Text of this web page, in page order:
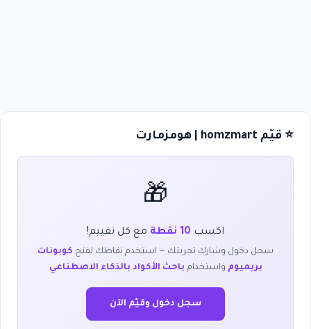
⭐ قيّم homzmart | هومزمارت
🎁
اكسب 10 نقطة مع كل تقييم!
سجل دخول وشارك تجربتك — استخدم نقاطك لفتح كوبونات
بريميوم واستخدام باحث الأكواد بالذكاء الاصطناعي
سجل دخول وقيّم الآن